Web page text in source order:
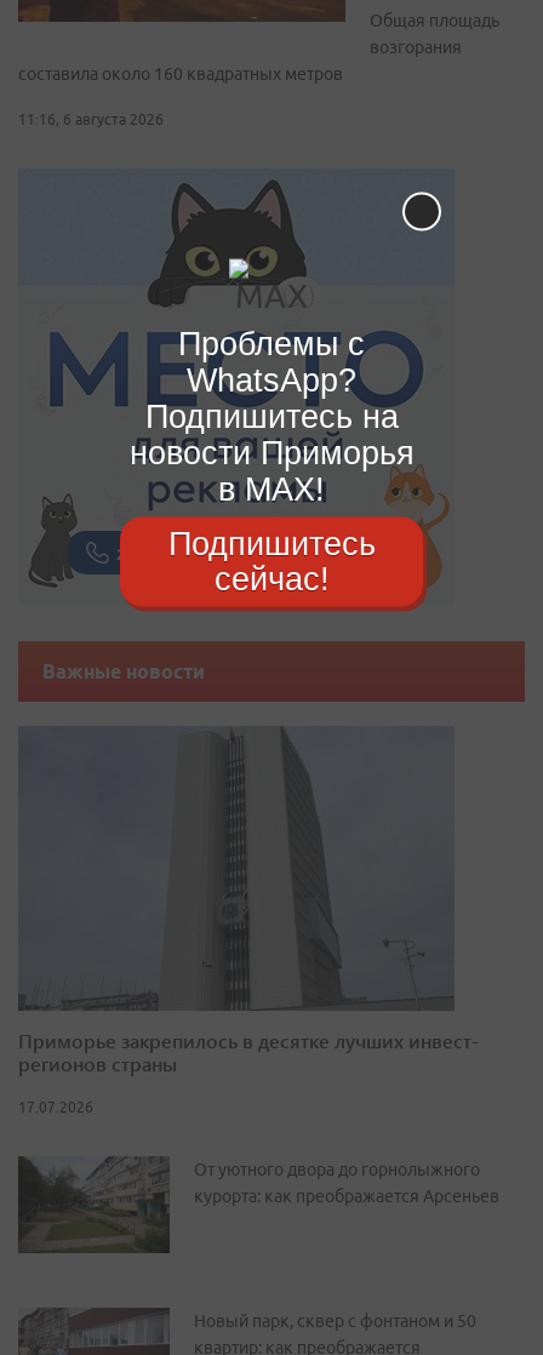
Общая площадь
возгорания
составила около 160 квадратных метров
11:16, 6 августа 2026
Важные новости
Приморье закрепилось в десятке лучших инвест-
регионов страны
17.07.2026
От уютного двора до горнолыжного
курорта: как преображается Арсеньев
Новый парк, сквер с фонтаном и 50
квартир: как преображается
Проблемы с
WhatsApp?
Подпишитесь на
новости Приморья
в MAX!
Подпишитесь
сейчас!